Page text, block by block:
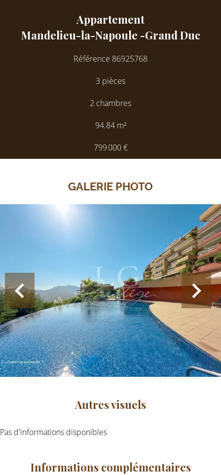
Appartement
Mandelieu-la-Napoule -Grand Duc
Référence 86925768
3 pièces
2 chambres
94.84m²
799 000 €
GALERIE PHOTO
Autres visuels
Pas d'informations disponibles
Informations complémentaires